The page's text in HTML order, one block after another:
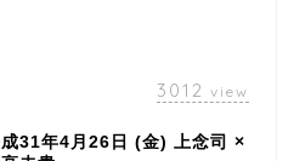
3012 view
31年4月26日 (金) 上念司 ×